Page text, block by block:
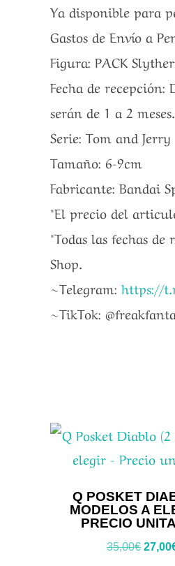
Ya disponible para
Gastos de Envío a
Figura: PACK
Fecha de
serán de 1 a 2 meses.
Serie: Tom and Jerry
Tamaño: 6-9cm
Fabricante: Bandai
*El precio del
*Todas las fechas
Shop.
~Telegram: https://
~TikTok:
Q POSKET
MODELOS A
PRECIO
35,00€ El
27,00